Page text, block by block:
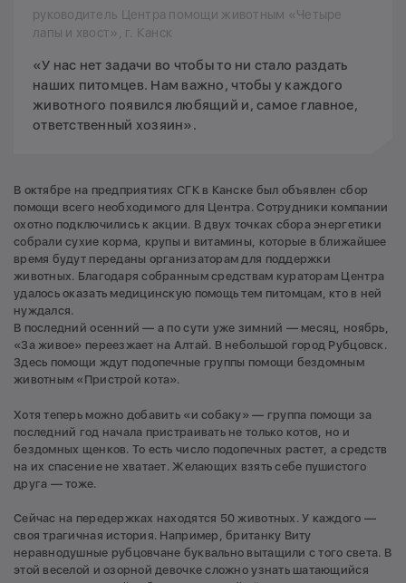
руководитель Центра помощи животным «Четыре
лапы и хвост», г. Канск
«У нас нет задачи во чтобы то ни стало раздать
наших питомцев. Нам важно, чтобы у каждого
животного появился любящий и, самое главное,
ответственный хозяин».
В октябре на предприятиях СГК в Канске был объявлен сбор
помощи всего необходимого для Центра. Сотрудники компании
охотно подключились к акции. В двух точках сбора энергетики
собрали сухие корма, крупы и витамины, которые в ближайшее
время будут переданы организаторам для поддержки
животных. Благодаря собранным средствам кураторам Центра
удалось оказать медицинскую помощь тем питомцам, кто в ней
нуждался.
В последний осенний — а по сути уже зимний — месяц, ноябрь,
«За живое» переезжает на Алтай. В небольшой город Рубцовск.
Здесь помощи ждут подопечные группы помощи бездомным
животным «Пристрой кота».
Хотя теперь можно добавить «и собаку» — группа помощи за
последний год начала пристраивать не только котов, но и
бездомных щенков. То есть число подопечных растет, а средств
на их спасение не хватает. Желающих взять себе пушистого
друга — тоже.
Сейчас на передержках находятся 50 животных. У каждого —
своя трагичная история. Например, британку Виту
неравнодушные рубцовчане буквально вытащили с того света. В
этой веселой и озорной девочке сложно узнать шатающийся